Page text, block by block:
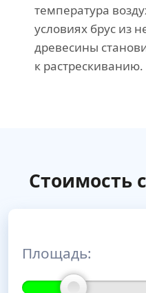
температура
условиях брус из
древесины
к растрескиванию.
Стоимость
Площадь: